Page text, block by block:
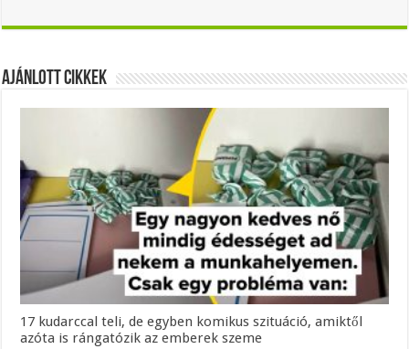
Ajánlott Cikkek
17 kudarccal teli, de egyben komikus szituáció, amiktől
azóta is rángatózik az emberek szeme